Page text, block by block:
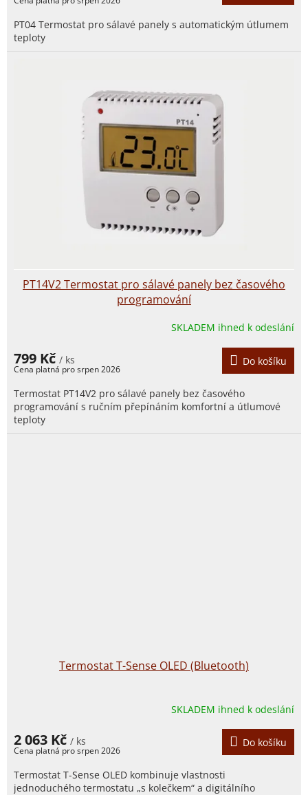
PT04 Termostat pro sálavé panely s automatickým útlumem
teploty
PT14V2 Termostat pro sálavé panely bez časového
programování
SKLADEM ihned k odeslání
799 Kč / ks Do košíku
Termostat PT14V2 pro sálavé panely bez časového
programování s ručním přepínáním komfortní a útlumové
teploty
Termostat T-Sense OLED (Bluetooth)
SKLADEM ihned k odeslání
2 063 Kč / ks Do košíku
Termostat T-Sense OLED kombinuje vlastnosti
jednoduchého termostatu „s kolečkem“ a digitálního